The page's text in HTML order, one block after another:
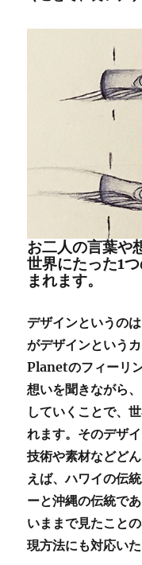
お二人の言葉や
世界にたった1
まれます。
デザインというの
がデザインという
Planetのフィーリ
想いを聞きながら
していくことで、
れます。そのデザ
技術や素材などど
えば、ハワイの伝
ーと沖縄の伝統で
いままで見たこと
現方法にも対応いた